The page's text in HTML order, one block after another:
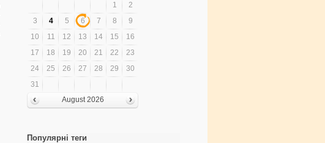
1
2
3
4 5 6 7 8
9
10
11 12 13 14 15
16
17
18 19 20 21 22
23
24
25 26 27 28 29
30
31
August 2026
Популярні теги